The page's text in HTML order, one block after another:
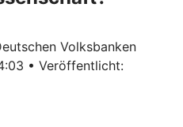
Volksbanken
• Veröffentlicht: